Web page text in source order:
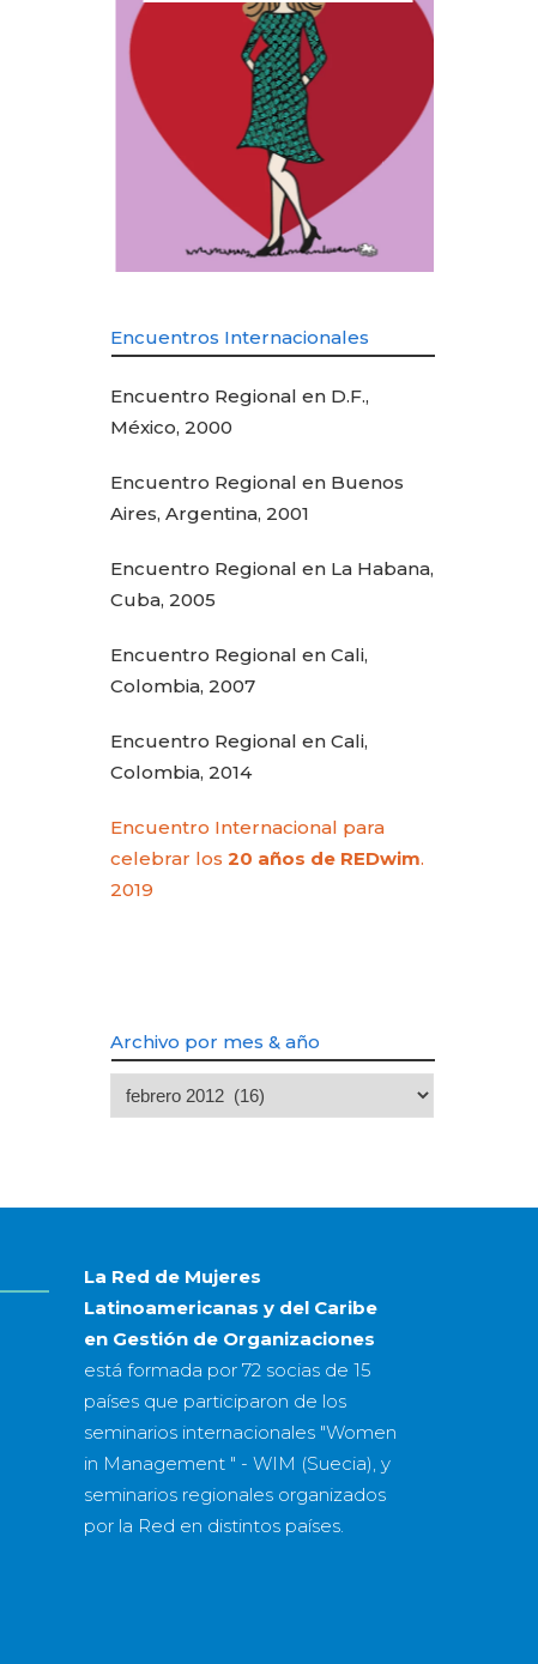
Encuentros Internacionales
Encuentro Regional en D.F.,
México, 2000
Encuentro Regional en Buenos
Aires, Argentina, 2001
Encuentro Regional en La Habana,
Cuba, 2005
Encuentro Regional en Cali,
Colombia, 2007
Encuentro Regional en Cali,
Colombia, 2014
Encuentro Internacional para
celebrar los 20 años de REDwim.
2019
Archivo por mes & año
Archivo
por
año
La Red de Mujeres
Latinoamericanas y del Caribe
en Gestión de Organizaciones
está formada por 72 sociasde 15
paísesque participaron de los
seminarios internacionales "Women
in Management " - WIM (Suecia), y
seminarios regionales organizados
por la Red en distintos países.